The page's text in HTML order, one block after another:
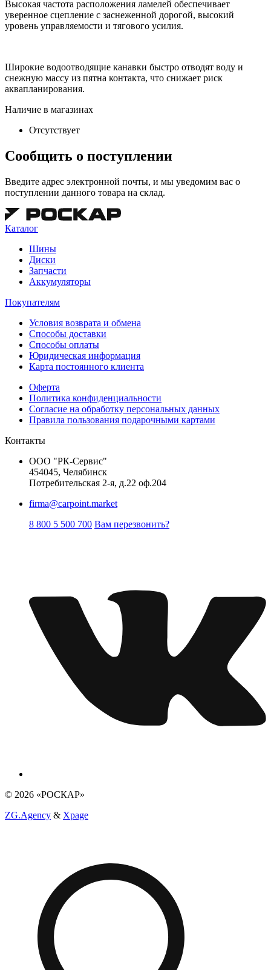
Высокая частота расположения ламелей обеспечивает
уверенное сцепление с заснеженной дорогой, высокий
уровень управляемости и тягового усилия.
Широкие водоотводящие канавки быстро отводят воду и
снежную массу из пятна контакта, что снижает риск
аквапланирования.
Наличие в магазинах
Отсутствует
Сообщить о поступлении
Введите адрес электронной почты, и мы уведомим вас о
поступлении данного товара на склад.
Каталог
Шины
Диски
Запчасти
Аккумуляторы
Покупателям
Условия возврата и обмена
Способы доставки
Способы оплаты
Юридическая информация
Карта постоянного клиента
Оферта
Политика конфиденциальности
Согласие на обработку персональных данных
Правила пользования подарочными картами
Контакты
ООО "РК-Сервис"
454045, Челябинск
Потребительская 2-я, д.22 оф.204
firma@carpoint.market
8 800 5 500 700 Вам перезвонить?
© 2026 «РОСКАР»
ZG.Agency & Xpage